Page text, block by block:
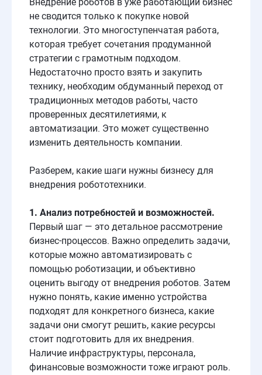
не сводится только к покупке новой
технологии. Это многоступенчатая работа,
которая требует сочетания продуманной
стратегии с грамотным подходом.
Недостаточно просто взять и закупить
технику, необходим обдуманный переход от
традиционных методов работы, часто
проверенных десятилетиями, к
автоматизации. Это может существенно
изменить деятельность компании.
Разберем, какие шаги нужны бизнесу для
внедрения робототехники.
1. Анализ потребностей и возможностей.
Первый шаг — это детальное рассмотрение
бизнес-процессов. Важно определить задачи,
которые можно автоматизировать с
помощью роботизации, и объективно
оценить выгоду от внедрения роботов. Затем
нужно понять, какие именно устройства
подходят для конкретного бизнеса, какие
задачи они смогут решить, какие ресурсы
стоит подготовить для их внедрения.
Наличие инфраструктуры, персонала,
финансовые возможности тоже играют роль.